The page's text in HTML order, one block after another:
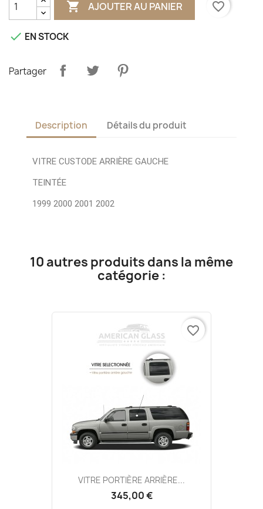
 AJOUTER AU PANIER favorite_border
 EN STOCK
Partager
Description Détails du produit
VITRE CUSTODE ARRIÈRE GAUCHE
TEINTÉE
1999 2000 2001 2002
10 autres produits dans la même
catégorie :
VITRE PORTIÈRE ARRIÈRE...
345,00 €
favorite_border